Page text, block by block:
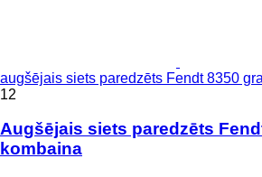
augšējais siets paredzēts Fendt 8350
12
Augšējais siets paredzēts
kombaina